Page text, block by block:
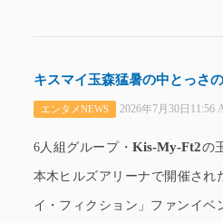
キスマイ玉森猛暑の中とっさ
エンタメNEWS 2026年7月30日11:56
6人組グループ・Kis-My-Ft2の
本木ヒルズアリーナで開催され
イ・フィクション」ファンイベ